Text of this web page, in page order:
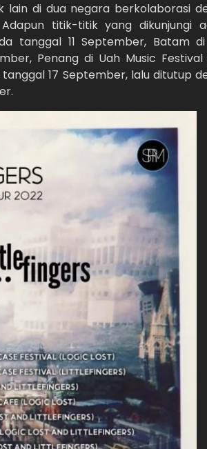
di dua negara berkolaborasi
titik-titik yang dikunjungi
tanggal 11 September, Batam
Penang di Uah Music
17 September, lalu ditutup